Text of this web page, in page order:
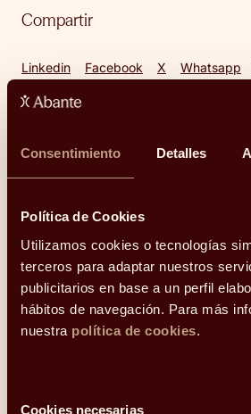
Consentimiento Detalles
Política de Cookies
Utilizamos cookies o tecnologías
terceros para adaptar nuestros
publicitarios en base a un perfil
hábitos de navegación. Para más
nuestra política de cookies.
Cookies necesarias
Compartir
Linkedin Facebook X Whatsapp
Otros temas del blog
Inversión Finanzas